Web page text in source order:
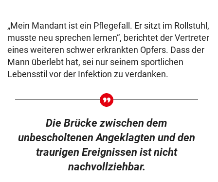
„Mein Mandant ist ein Pflegefall. Er sitzt im Rollstuhl,
musste neu sprechen lernen“, berichtet der Vertreter
eines weiteren schwer erkrankten Opfers. Dass der
Mann überlebt hat, sei nur seinem sportlichen
Lebensstil vor der Infektion zu verdanken.
Die Brücke zwischen dem
unbescholtenen Angeklagten und den
traurigen Ereignissen ist nicht
nachvollziehbar.